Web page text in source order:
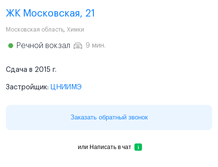
ЖК Московская, 21
Московская область, Химки
Речной вокзал 9 мин.
Сдача в 2015 г.
Застройщик: ЦНИИМЭ
Заказать обратный звонок
или Написать в чат